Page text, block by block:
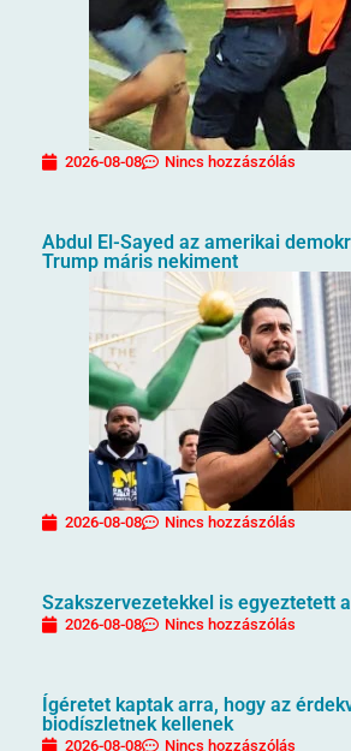
2026-08-08 Nincs hozzászólás
Abdul El-Sayed az amerikai
Trump máris nekiment
2026-08-08 Nincs hozzászólás
Szakszervezetekkel is egyeztetett
2026-08-08 Nincs hozzászólás
Ígéretet kaptak arra, hogy az
biodíszletnek kellenek
2026-08-08 Nincs hozzászólás